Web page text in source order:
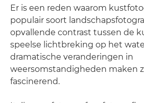
Er is een reden waarom
populair soort
opvallende contrast tussen de
speelse lichtbreking op het
dramatische veranderingen in
weersomstandigheden maken
fascinerend.